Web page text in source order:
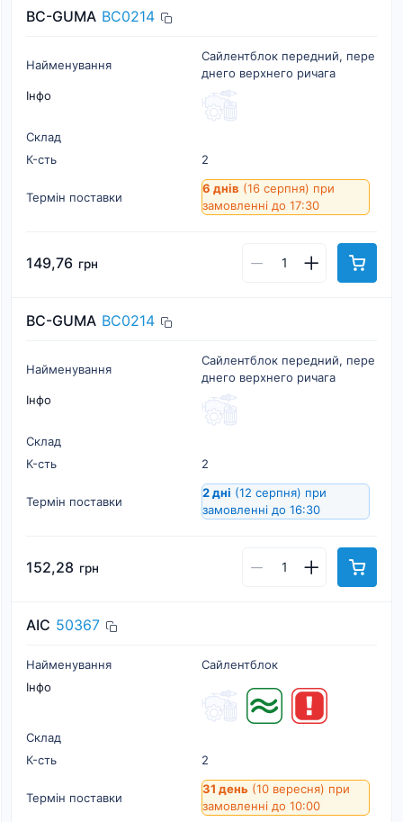
BC-GUMA BC0214
Найменування
Сайлентблок передний, пере
днего верхнего ричага
Інфо
Склад
К-cть
2
Термін поставки
6 днів (16 серпня) при
замовленні до 17:30
149,76 грн
BC-GUMA BC0214
Найменування
Сайлентблок передний, пере
днего верхнего ричага
Інфо
Склад
К-cть
2
Термін поставки
2 дні (12 серпня) при
замовленні до 16:30
152,28 грн
AIC 50367
Найменування
Сайлентблок
Інфо
Склад
К-cть
2
Термін поставки
31 день (10 вересня) при
замовленні до 10:00